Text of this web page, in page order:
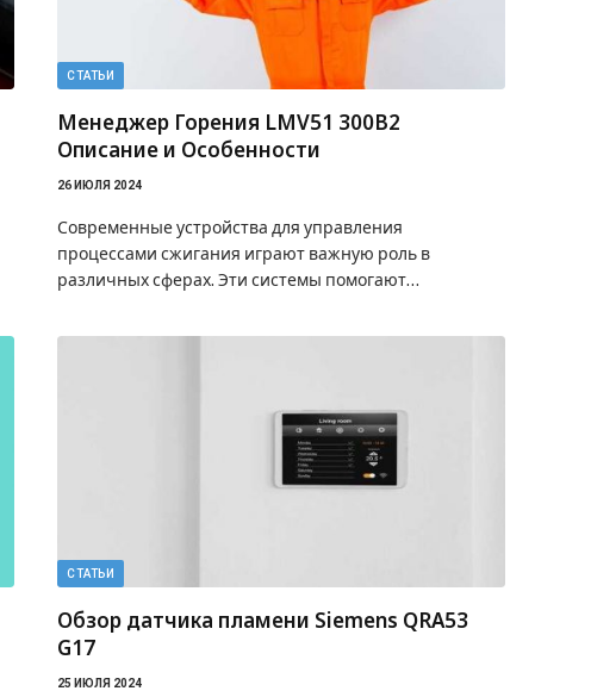
СТАТЬИ
Менеджер Горения LMV51 300B2
Описание и Особенности
26 ИЮЛЯ 2024
Современные устройства для управления
процессами сжигания играют важную роль в
различных сферах. Эти системы помогают…
СТАТЬИ
Обзор датчика пламени Siemens QRA53
G17
25 ИЮЛЯ 2024